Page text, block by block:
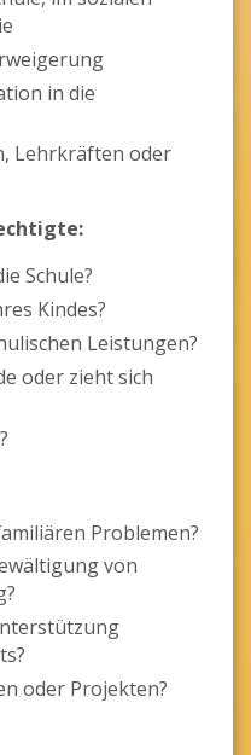
in die
Lehrkräften oder
Schule?
Kindes?
Leistungen?
oder zieht sich
Problemen?
von
oder Projekten?